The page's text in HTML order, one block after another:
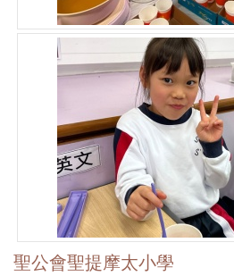
聖公會聖提摩太小學